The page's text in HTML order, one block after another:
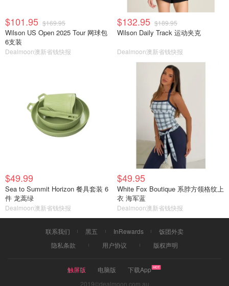
$101.95 $169.95
Wilson US Open 2025 Tour 网球包
6支装
Dealmoon澳新省钱快报
$132.95 $189.95
Wilson Daily Track 运动夹克
Dealmoon澳新省钱快报
$49.99
Sea to Summit Horizon 餐具套装 6
件 龙蒿绿
Dealmoon澳新省钱快报
$49.95
White Fox Boutique 系脖方领格纹上
衣 海军蓝
Dealmoon澳新省钱快报
联系我们 黑五 InRewards
饭团外卖
隐私条款
用户协议 版权声明
触屏版 电脑版
下载App
2019©dealmoon.com.au